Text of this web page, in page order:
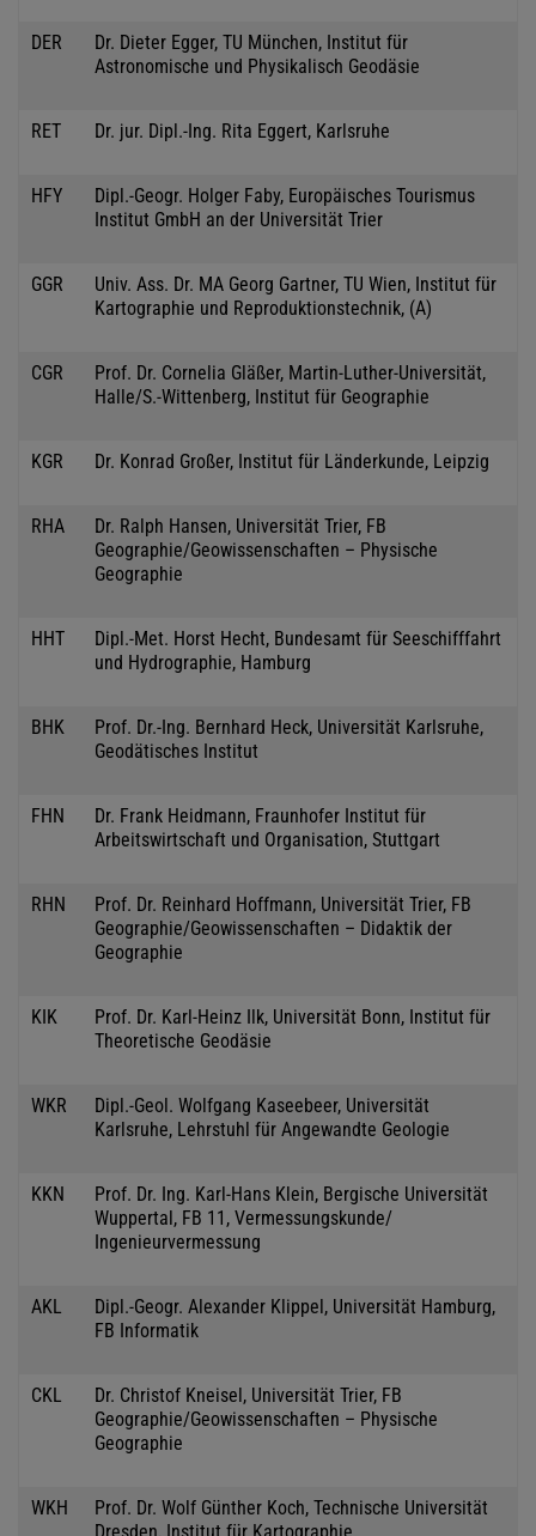
DER
Dr. Dieter Egger, TU München, Institut für
Astronomische und Physikalisch Geodäsie
RET Dr. jur. Dipl.-Ing. Rita Eggert, Karlsruhe
HFY
Dipl.-Geogr. Holger Faby, Europäisches Tourismus
Institut GmbH an der Universität Trier
GGR
Univ. Ass. Dr. MA Georg Gartner, TU Wien, Institut für
Kartographie und Reproduktionstechnik, (A)
CGR
Prof. Dr. Cornelia Gläßer, Martin-Luther-Universität,
Halle/S.-Wittenberg, Institut für Geographie
KGR Dr. Konrad Großer, Institut für Länderkunde, Leipzig
RHA
Dr. Ralph Hansen, Universität Trier, FB
Geographie/Geowissenschaften – Physische
Geographie
HHT
Dipl.-Met. Horst Hecht, Bundesamt für Seeschifffahrt
und Hydrographie, Hamburg
BHK
Prof. Dr.-Ing. Bernhard Heck, Universität Karlsruhe,
Geodätisches Institut
FHN
Dr. Frank Heidmann, Fraunhofer Institut für
Arbeitswirtschaft und Organisation, Stuttgart
RHN
Prof. Dr. Reinhard Hoffmann, Universität Trier, FB
Geographie/Geowissenschaften – Didaktik der
Geographie
KIK
Prof. Dr. Karl-Heinz Ilk, Universität Bonn, Institut für
Theoretische Geodäsie
WKR
Dipl.-Geol. Wolfgang Kaseebeer, Universität
Karlsruhe, Lehrstuhl für Angewandte Geologie
KKN
Prof. Dr. Ing. Karl-Hans Klein, Bergische Universität
Wuppertal, FB 11, Vermessungskunde/
Ingenieurvermessung
AKL
Dipl.-Geogr. Alexander Klippel, Universität Hamburg,
FB Informatik
CKL
Dr. Christof Kneisel, Universität Trier, FB
Geographie/Geowissenschaften – Physische
Geographie
WKH
Prof. Dr. Wolf Günther Koch, Technische Universität
Dresden, Institut für Kartographie